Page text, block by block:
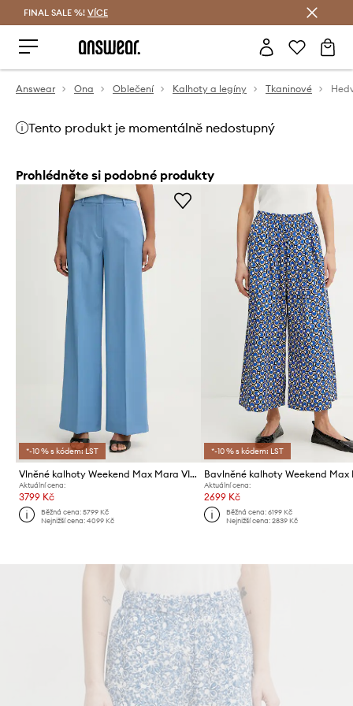
FINAL SALE %! VÍCE
Answear Ona Oblečení Kalhoty a legíny Tkaninové
Tento produkt je momentálně nedostupný
Prohlédněte si podobné produkty
*-10 % s kódem: LST
Vlněné kalhoty Weekend Max Mara VISIVO
Aktuální cena:
3799 Kč
Běžná cena:5799 Kč
Nejnižší cena:4099 Kč
*-10 % s kódem: LST
Bavlněné kalhoty Weekend Max
Aktuální cena:
2699 Kč
Běžná cena: 6199 Kč
Nejnižší cena: 2839 Kč